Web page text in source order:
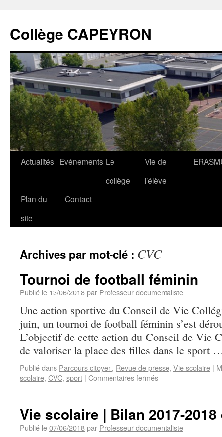
Collège CAPEYRON
Actualités Evénements Le
collège
Vie de
l’élève
Plan du
site
Contact
Archives par mot-clé : CVC
Tournoi de football féminin
Publié le 13/06/2018par Professeur documentaliste
Une action sportive du Conseil de Vie
juin, un tournoi de football féminin s’est
L’objectif de cette action du Conseil de Vie
de valoriser la place des filles dans le sport
Publié dans Parcours citoyen, Revue de presse, Vie scolaire |
scolaire, CVC, sport | Commentaires fermés
Vie scolaire | Bilan 2017-2018
Publié le07/06/2018par Professeur documentaliste